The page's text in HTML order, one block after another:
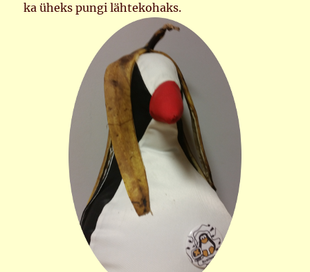
ka üheks pungi lähtekohaks.